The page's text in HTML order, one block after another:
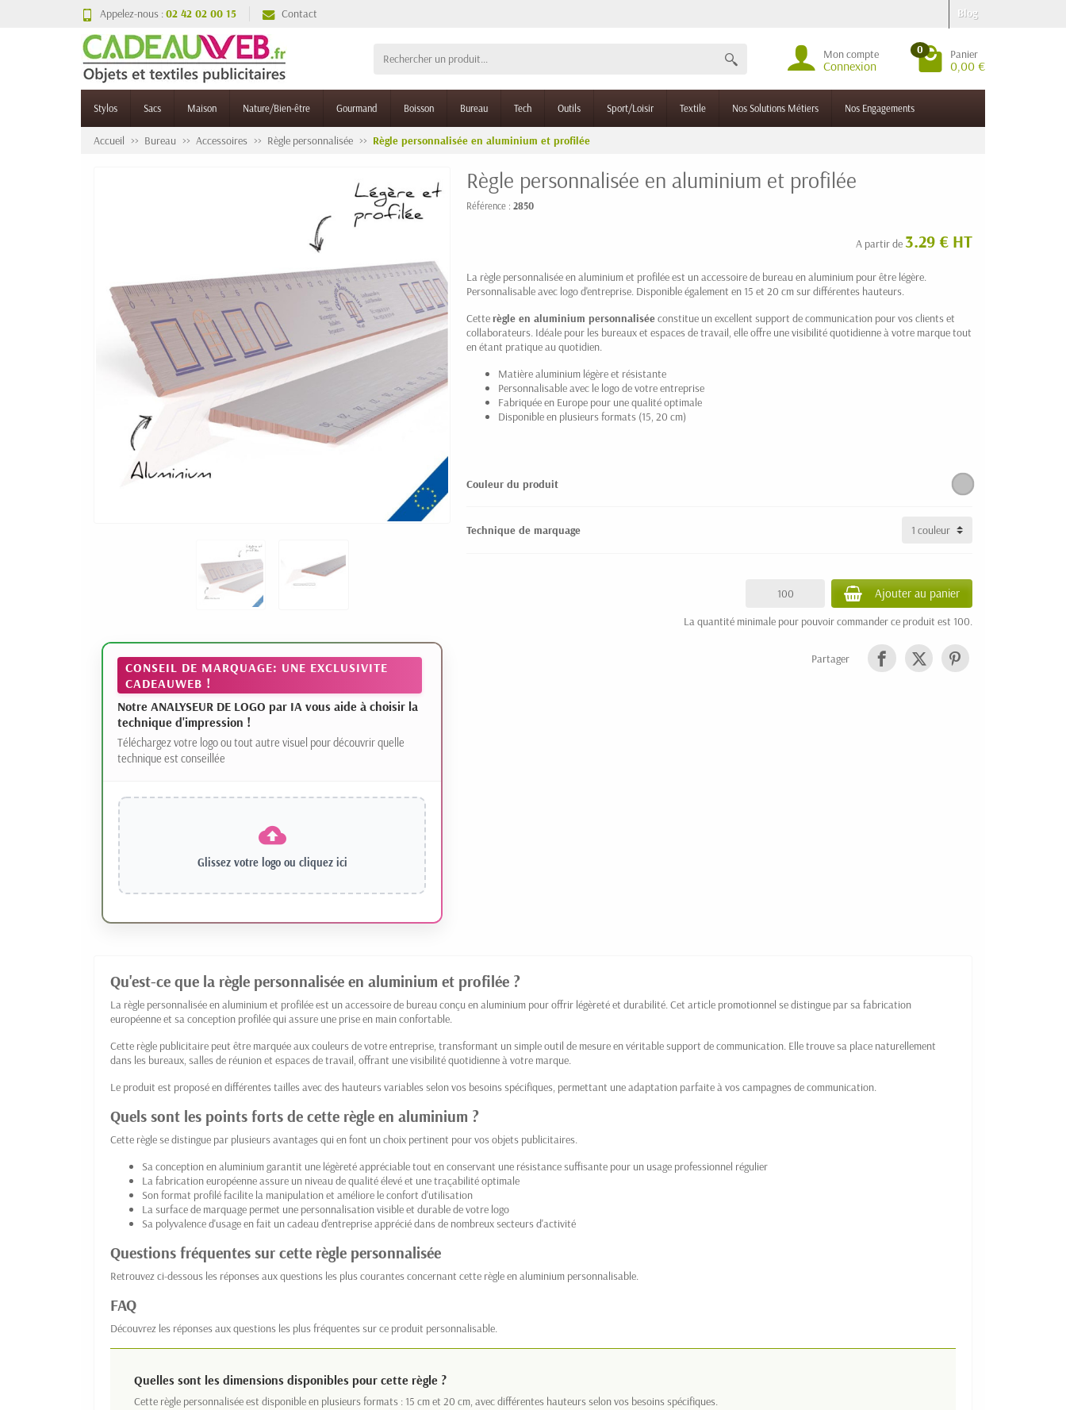
Appelez-nous :02 42 02 00 15 Contact Blog
Mon compte
Connexion
0 Panier
0,00 €
Stylos Sacs Maison Nature/Bien-être Gourmand Boisson Bureau Tech Outils Sport/Loisir Textile Nos Solutions Métiers Nos Engagements
Accueil Bureau Accessoires Règle personnalisée Règle personnalisée en aluminium et profilée
CONSEIL DE MARQUAGE: UNE EXCLUSIVITE
CADEAUWEB !
Notre ANALYSEUR DE LOGO par IA vous aide à choisir la
technique d'impression !
Téléchargez votre logo ou tout autre visuel pour découvrir quelle
technique est conseillée
Glissez votre logo ou cliquez ici
Règle personnalisée en aluminium et profilée
Référence : 2850
A partir de 3.29 € HT
La règle personnalisée en aluminium et profilée est un accessoire de bureau en aluminium pour être légère.
Personnalisable avec logo d'entreprise. Disponible également en 15 et 20 cm sur différentes hauteurs.
Cetterègle en aluminium personnaliséeconstitue un excellent support de communication pour vos clients et
collaborateurs. Idéale pour les bureaux et espaces de travail, elle offre une visibilité quotidienne à votre marque tout
en étant pratique au quotidien.
Matière aluminium légère et résistante
Personnalisable avec le logo de votre entreprise
Fabriquée en Europe pour une qualité optimale
Disponible en plusieurs formats (15, 20 cm)
Couleur du produit
Technique de marquage
Ajouter au panier
La quantité minimale pour pouvoir commander ce produit est 100.
Partager
Qu'est-ce que la règle personnalisée en aluminium et profilée ?
La règle personnalisée en aluminium et profilée est un accessoire de bureau conçu en aluminium pour offrir légèreté et durabilité. Cet article promotionnel se distingue par sa fabrication
européenne et sa conception profilée qui assure une prise en main confortable.
Cette règle publicitaire peut être marquée aux couleurs de votre entreprise, transformant un simple outil de mesure en véritable support de communication. Elle trouve sa place naturellement
dans les bureaux, salles de réunion et espaces de travail, offrant une visibilité quotidienne à votre marque.
Le produit est proposé en différentes tailles avec des hauteurs variables selon vos besoins spécifiques, permettant une adaptation parfaite à vos campagnes de communication.
Quels sont les points forts de cette règle en aluminium ?
Cette règle se distingue par plusieurs avantages qui en font un choix pertinent pour vos objets publicitaires.
Sa conception en aluminium garantit une légèreté appréciable tout en conservant une résistance suffisante pour un usage professionnel régulier
La fabrication européenne assure un niveau de qualité élevé et une traçabilité optimale
Son format profilé facilite la manipulation et améliore le confort d'utilisation
La surface de marquage permet une personnalisation visible et durable de votre logo
Sa polyvalence d'usage en fait un cadeau d'entreprise apprécié dans de nombreux secteurs d'activité
Questions fréquentes sur cette règle personnalisée
Retrouvez ci-dessous les réponses aux questions les plus courantes concernant cette règle en aluminium personnalisable.
FAQ
Découvrez les réponses aux questions les plus fréquentes sur ce produit personnalisable.
Quelles sont les dimensions disponibles pour cette règle ?
Cette règle personnalisée est disponible en plusieurs formats : 15 cm et 20 cm, avec différentes hauteurs selon vos besoins spécifiques.